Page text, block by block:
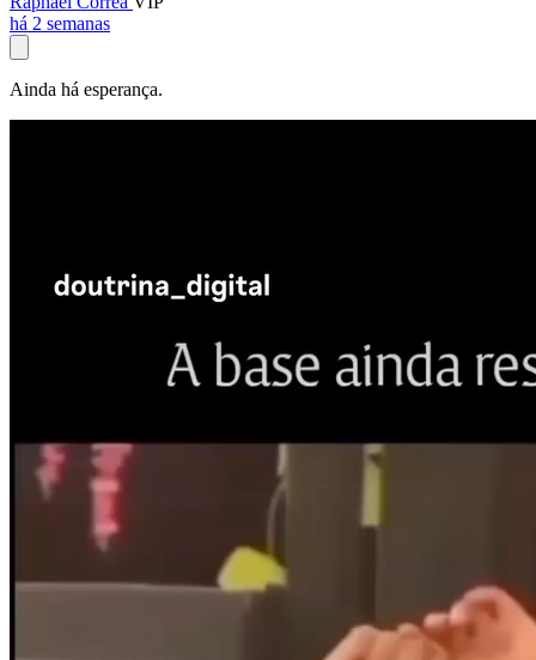
há 2 semanas
Ainda há esperança.